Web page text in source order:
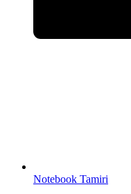
Notebook Tamiri